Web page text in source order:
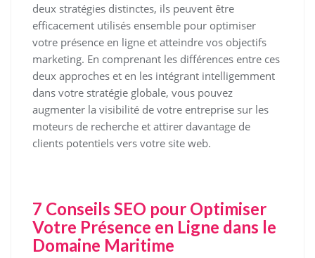
deux stratégies distinctes, ils peuvent être
efficacement utilisés ensemble pour optimiser
votre présence en ligne et atteindre vos objectifs
marketing. En comprenant les différences entre ces
deux approches et en les intégrant intelligemment
dans votre stratégie globale, vous pouvez
augmenter la visibilité de votre entreprise sur les
moteurs de recherche et attirer davantage de
clients potentiels vers votre site web.
7 Conseils SEO pour Optimiser
Votre Présence en Ligne dans le
Domaine Maritime